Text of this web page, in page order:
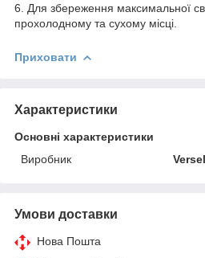
6. Для збереження максимальної
прохолодному та сухому місці.
Приховати
Характеристики
Основні характеристики
Виробник
Умови доставки
Нова Пошта